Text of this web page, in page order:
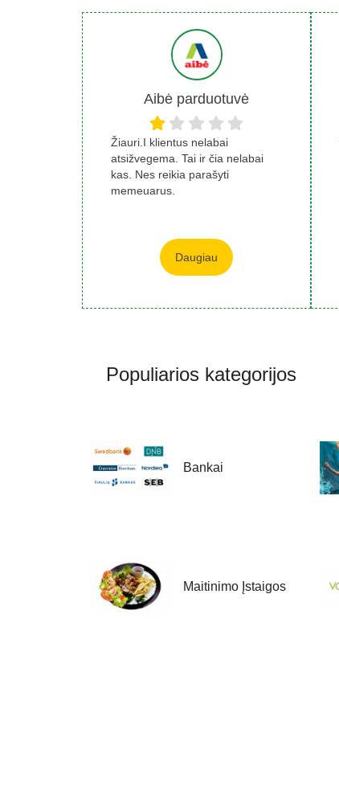
Aibė parduotuvė
Žiauri.I klientus nelabai
atsižvegema. Tai ir čia nelabai
kas. Nes reikia parašyti
memeuarus.
Daugiau
Populiarios kategorijos
Bankai
Maitinimo Įstaigos